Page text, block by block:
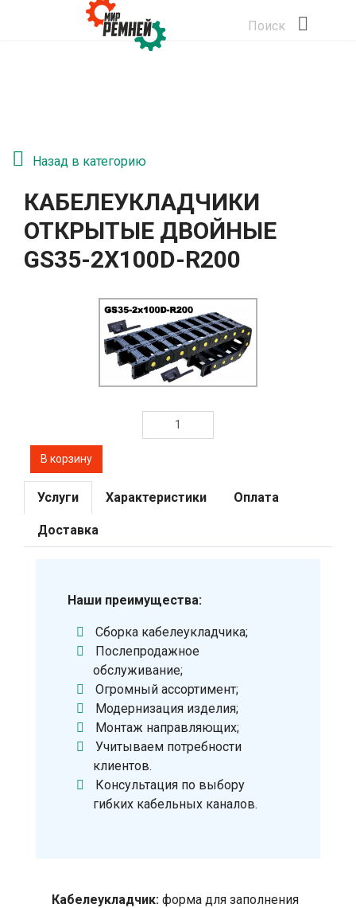
Поиск
Назад в категорию
КАБЕЛЕУКЛАДЧИКИ
ОТКРЫТЫЕ ДВОЙНЫЕ
GS35-2Х100D-R200
Услуги Характеристики Оплата
Доставка
Наши преимущества:
Сборка кабелеукладчика;
Послепродажное
обслуживание;
Огромный ассортимент;
Модернизация изделия;
Монтаж направляющих;
Учитываем потребности
клиентов.
Консультация по выбору
гибких кабельных каналов.
Кабелеукладчик: форма для заполнения